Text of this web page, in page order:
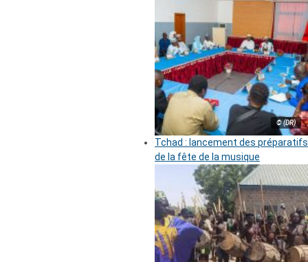
© (DR)
Tchad : lancement des préparatifs
de la fête de la musique